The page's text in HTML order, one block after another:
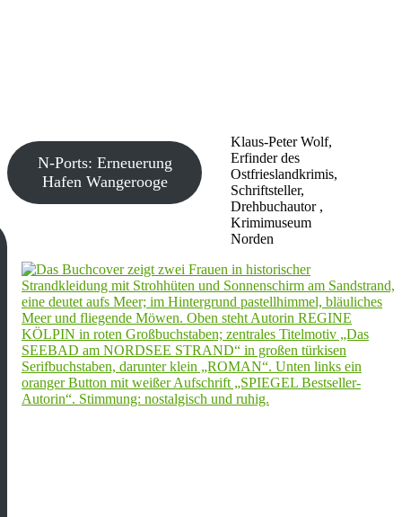
Klaus-Peter Wolf,
Erfinder des
Ostfrieslandkrimis,
Schriftsteller,
Drehbuchautor ,
Krimimuseum
Norden
N-Ports: Erneuerung
Hafen Wangerooge